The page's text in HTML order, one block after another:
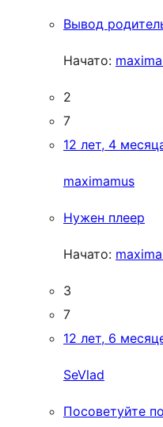
Вывод
Начато:
2
7
12 лет, 4
maximamus
Нужен плеер
Начато:
3
7
12 лет, 6
SeVlad
Посоветуйте